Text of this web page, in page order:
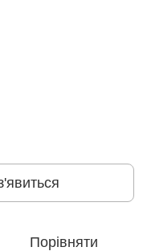
Порівняти